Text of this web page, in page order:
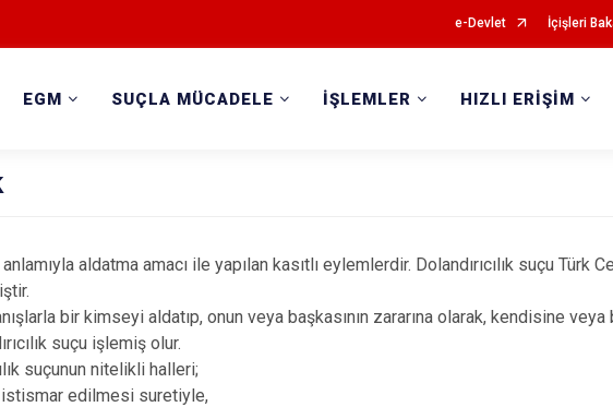
e-Devlet İçişleri
EGM SUÇLA MÜCADELE İŞLEMLER HIZLI ERİŞİM
aldatma amacı ile yapılan kasıtlı eylemlerdir. Dolandırıcılık suçu Türk
bir kimseyi aldatıp, onun veya başkasının zararına olarak, kendisine veya
suçu işlemiş olur.
suçunun nitelikli halleri;
istismar edilmesi suretiyle,